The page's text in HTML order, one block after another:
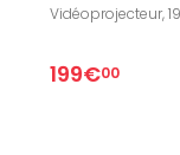
Vidéoprojecteur,
199€00